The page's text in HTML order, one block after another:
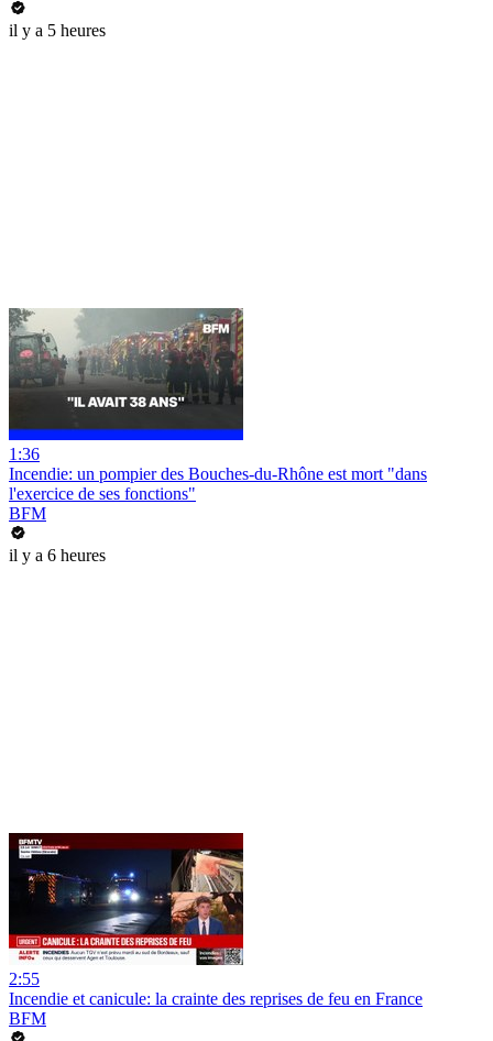
il y a 5 heures
1:36
Incendie: un pompier des Bouches-du-Rhône est mort "dans
l'exercice de ses fonctions"
BFM
il y a 6 heures
2:55
Incendie et canicule: la crainte des reprises de feu en France
BFM